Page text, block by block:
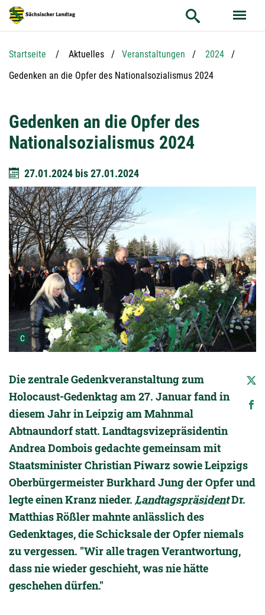
Hauptnavigation
Hauptinhalt
Service
Startseite Aktuelles Veranstaltungen
2024
Aktuelle Seite:
Gedenken an die Opfer des Nationalsozialismus 2024
Gedenken an die Opfer des
Nationalsozialismus 2024
27.01.2024 bis27.01.2024
C Urheber der Grafik:
Die zentrale Gedenkveranstaltung zum
Holocaust-Gedenktag am 27. Januar fand in
diesem Jahr in Leipzig am Mahnmal
Abtnaundorf statt. Landtagsvizepräsidentin
Andrea Dombois gedachte gemeinsam mit
Staatsminister Christian Piwarz sowie Leipzigs
Oberbürgermeister Burkhard Jung der Opfer und
legte einen Kranz nieder. LandtagspräsidentDr.
Matthias Rößler mahnte anlässlich des
Gedenktages, die Schicksale der Opfer niemals
zu vergessen. "Wir alle tragen Verantwortung,
dass nie wieder geschieht, was nie hätte
geschehen dürfen."